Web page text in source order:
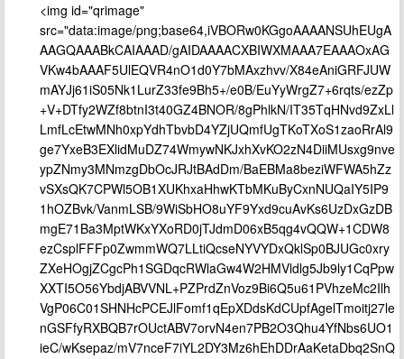
<img id="qrimage"
src="data:image/png;base64,iVBORw0KGgoAAAANSUhEUgA
AAGQAAABkCAIAAAD/gAIDAAAACXBIWXMAAA7EAAAOxAG
VKw4bAAAF5UlEQVR4nO1d0Y7bMAxzhvv/X84eAniGRFJUW
mAYJj61iS05Nk1LurZ33fe9Bh5+/e0B/EuYyWrgZ7+6rqts/ezZp
+V+DTfy2WZf8btnI3t40GZ4BNOR/8gPhlkN/IT35TqHNvd9ZxLl
LmfLcEtwMNh0xpYdhTbvbD4YZjUQmfUgTKoTXoS1zaoRrAl9
ge7YxeB3EXlidMuDZ74WmywNKJxhXvKO2zN4DiiMUsxg9nve
ypZNmy3MNmzgDbOcJRJtBAdDm/BaEBMa8beziWFWA5hZz
vSXsQK7CPWl5OB1XUKhxaHhwKTbMKuByCxnNUQaIY5IP9
1hOZBvk/VanmLSB/9WiSbHO8uYF9Yxd9cuAvKs6UzDxGzDB
mgE71Ba3MptWKxYXoRD0jTJdmD06xB5qg4vQQW+1CDW8
ezCsplFFFp0ZwmmWQ7LLtiQcseNYVYDxQklSp0BJUGc0xry
ZXeHOgjZCgcPh1SGDqcRWlaGw4W2HMVldlg5Jb9ly1CqPpw
XXTI5O56YbdjABVVNL+PZPrdZnVoz9Bi6Q5u61PVhzeMc2Ilh
VgP06C01SHNHcPCEJlFomf1qEpXDdsKdCUpfAgelTmoitj27le
nGSFfyRXBQB7rOUctABV7orvN4en7PB2O3Qhu4YfNbs6UO1
ieC/wKsepaz/mV7nceF7iYL2DY3Mz6hEhDDrAaKetaDbq2SnQ